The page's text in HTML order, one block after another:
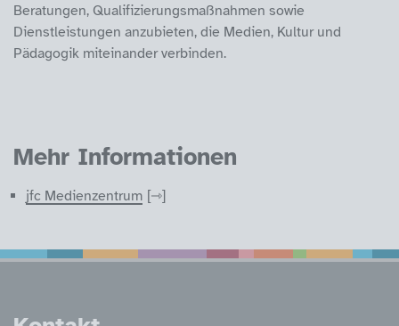
Beratungen, Qualifizierungsmaßnahmen sowie
Dienstleistungen anzubieten, die Medien, Kultur und
Pädagogik miteinander verbinden.
Mehr Informationen
jfc Medienzentrum
Service